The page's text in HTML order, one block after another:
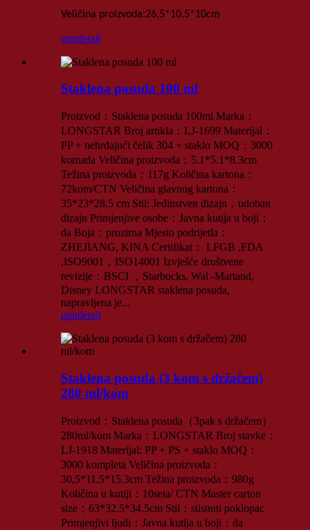
Veličina proizvoda:26,5*10,5*10cm
upitdetalj
Staklena posuda 100 ml
Proizvod：Staklena posuda 100ml Marka：
LONGSTAR Broj artikla：LJ-1699 Materijal：
PP + nehrđajući čelik 304 + staklo MOQ：3000
komada Veličina proizvoda：5.1*5.1*8.3cm
Težina proizvoda：117g Količina kartona：
72kom/CTN Veličina glavnog kartona：
35*23*28,5 cm Stil: Jedinstven dizajn，udoban
dizajn Primjenjive osobe：Javna kutija u boji：
da Boja：prozirna Mjesto podrijetla：
ZHEJIANG, KINA Certifikat： LFGB ,FDA
,ISO9001，ISO14001 Izvješće društvene
revizije：BSCI ，Starbucks, Wal -Martand,
Disney LONGSTAR staklena posuda,
napravljena je...
upitdetalj
Staklena posuda (3 kom s držačem)
280 ml/kom
Proizvod：Staklena posuda（3pak s držačem）
280ml/kom Marka：LONGSTAR Broj stavke：
LJ-1918 Materijal: PP + PS + staklo MOQ：
3000 kompleta Veličina proizvoda：
30,5*11,5*15,3cm Težina proizvoda：980g
Količina u kutiji：10seta/ CTN Master carton
size：63*32.5*34.5cm Stil：stisnuti poklopac
Primjenjivi ljudi：Javna kutija u boji：da